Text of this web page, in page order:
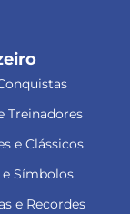
Treinadores
e Clássicos
e Símbolos
e Recordes